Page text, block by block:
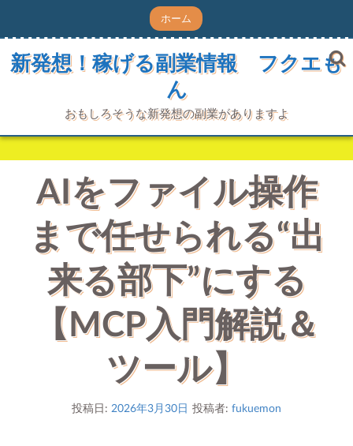
テ
プ
ホーム
新発想！稼げる副業情報 フクエも
ん
おもしろそうな新発想の副業がありますよ
AIをファイル操作
まで任せられる“出
来る部下”にする
【MCP入門解説＆
ツール】
投稿日: 2026年3月30日 投稿者: fukuemon